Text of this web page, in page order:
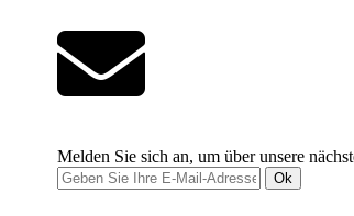
Melden Sie sich an, um über unsere
Ok